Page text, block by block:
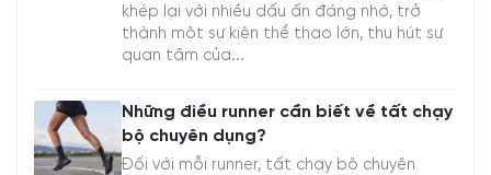
khép lại với nhiều dấu ấn đáng nhớ, trở
thành một sự kiện thể thao lớn, thu hút sự
quan tâm của...
Những điều runner cần biết về tất chạy
bộ chuyên dụng?
Đối với mỗi runner, tất chạy bộ chuyên